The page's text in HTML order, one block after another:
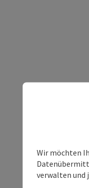
Wir möchten
verwalten und